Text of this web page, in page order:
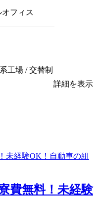
オフィス
工場 / 交替制
詳細を表示
費無料！未経験